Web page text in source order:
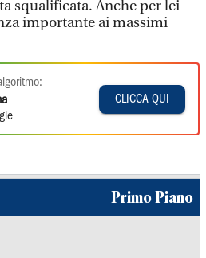
squalificata. Anche per lei
importante ai massimi
CLICCA QUI
Primo Piano